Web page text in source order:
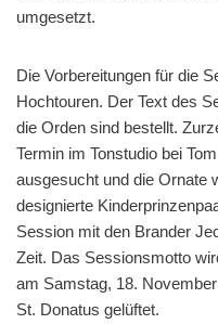
umgesetzt.
Die Vorbereitungen für die
Hochtouren. Der Text des
die Orden sind bestellt.
Termin im Tonstudio bei
ausgesucht und die Ornate
designierte
Session mit den Brander
Zeit. Das Sessionsmotto
am Samstag, 18.
St. Donatus gelüftet.